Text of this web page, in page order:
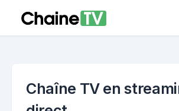
Chaîne TV en